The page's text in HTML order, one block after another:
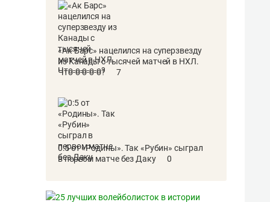
«Ак Барс» нацелился на суперзвезду
из Канады с тысячей матчей в НХЛ.
Что-о-о-о-о?
7
0:5 от «Родины». Так «Рубин» сыграл
в первом матче без Даку
0